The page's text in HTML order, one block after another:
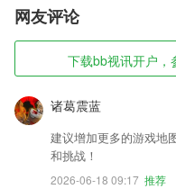
网友评论
下载bb视讯开户，
诸葛震蓝
建议增加更多的游戏地
和挑战！
2026-06-18 09:17 推荐